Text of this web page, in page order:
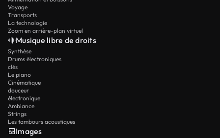
Voyage
Transports
La technologie
Zoom en arrière-plan virtuel
Musique libre de droits
Synthèse
Drums électroniques
clés
Le piano
Cinématique
douceur
électronique
Ambiance
Strings
Les tambours acoustiques
Images